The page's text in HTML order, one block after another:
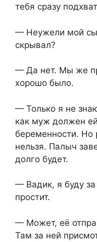
тебя сразу
— Неужели мой
скрывал?
— Да нет. Мы же
хорошо было.
— Только я не
как муж должен
беременности. Но
нельзя. Палыч
долго будет.
— Вадик, я буду
простит.
— Может, её
Там за ней